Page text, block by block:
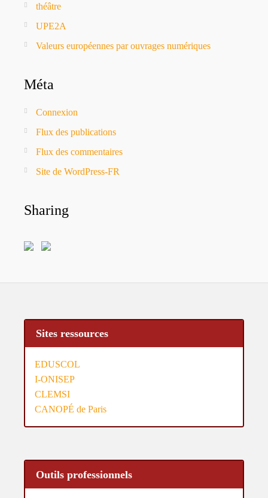
théâtre
UPE2A
Valeurs européennes par ouvrages numériques
Méta
Connexion
Flux des publications
Flux des commentaires
Site de WordPress-FR
Sharing
Sites ressources
EDUSCOL
I-ONISEP
CLEMSI
CANOPÉ de Paris
Outils professionnels